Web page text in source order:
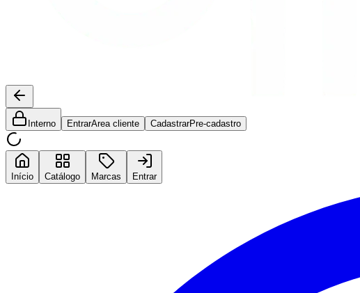
Interno EntrarArea cliente CadastrarPre-cadastro
Início Catálogo Marcas Entrar